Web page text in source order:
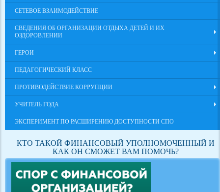
СЕТЕВОЕ ВЗАИМОДЕЙСТВИЕ
СВЕДЕНИЯ ОБ ОРГАНИЗАЦИИ ОТДЫХА ДЕТЕЙ И ИХ
ОЗДОРОВЛЕНИИ
ГЕРОИ
ПЕДАГОГИЧЕСКИЙ КЛАСС
ПРОТИВОДЕЙСТВИЕ КОРРУПЦИИ
УЧИТЕЛЬ ГОДА
ЭКСПЕРИМЕНТ ПО РАСШИРЕНИЮ ДОСТУПНОСТИ СПО
КТО ТАКОЙ ФИНАНСОВЫЙ УПОЛНОМОЧЕННЫЙ И
КАК ОН СМОЖЕТ ВАМ ПОМОЧЬ?